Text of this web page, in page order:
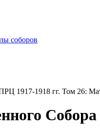
соборов
1917-1918 гг. Том 26: